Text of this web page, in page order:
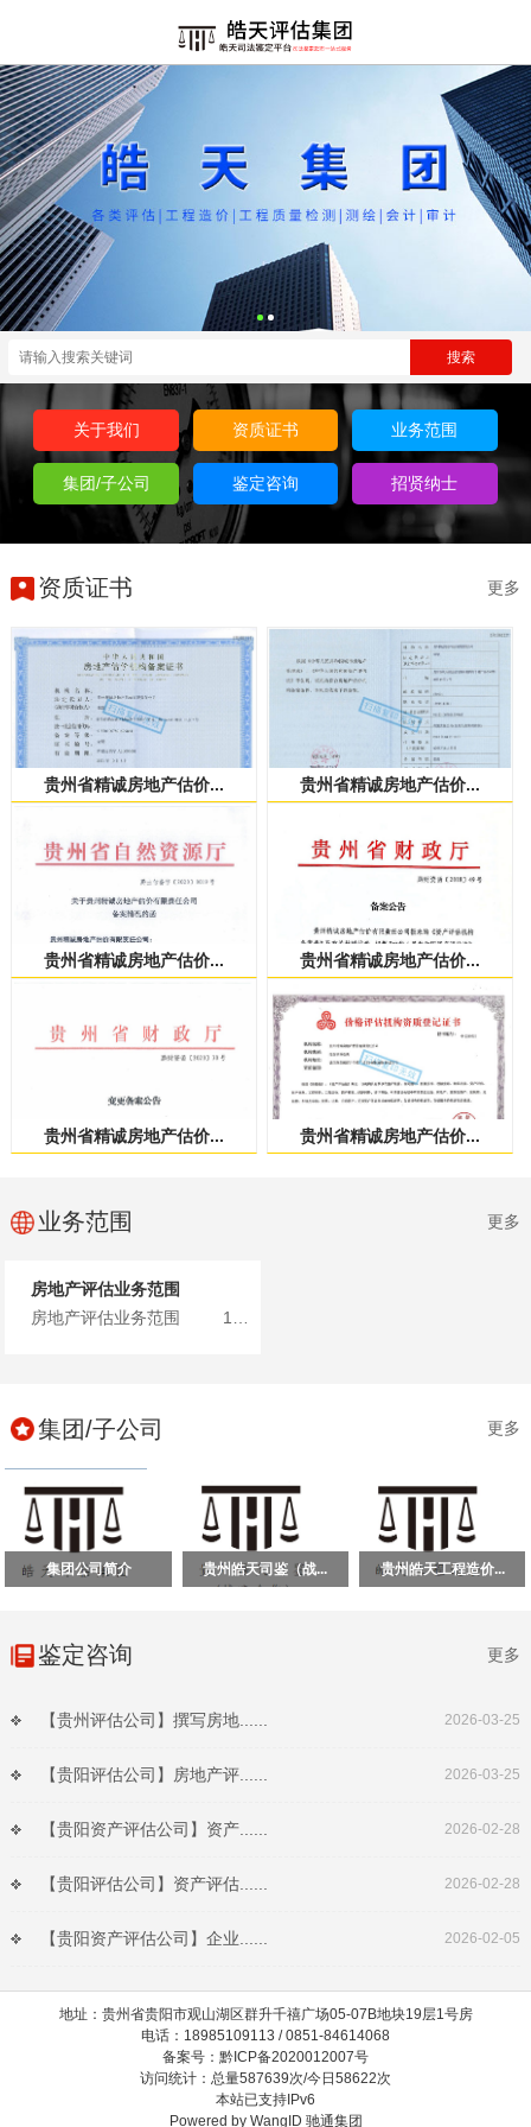
关于我们 资质证书 业务范围
集团/子公司 鉴定咨询 招贤纳士
资质证书 更多
贵州省精诚房地产估价... 贵州省精诚房地产估价...
贵州省精诚房地产估价... 贵州省精诚房地产估价...
贵州省精诚房地产估价... 贵州省精诚房地产估价...
业务范围 更多
房地产评估业务范围
房地产评估业务范围 1、土地、建筑物、构筑物、在建工...
集团/子公司 更多
集团公司简介 贵州皓天司鉴（战... 贵州皓天工程造价...
鉴定咨询 更多
【贵州评估公司】撰写房地...... 2026-03-25
【贵阳评估公司】房地产评...... 2026-03-25
【贵阳资产评估公司】资产...... 2026-02-28
【贵阳评估公司】资产评估...... 2026-02-28
【贵阳资产评估公司】企业...... 2026-02-05
地址：贵州省贵阳市观山湖区群升千禧广场05-07B地块19层1号房
电话：18985109113 / 0851-84614068
备案号：黔ICP备2020012007号
访问统计：总量587639次/今日58622次
本站已支持IPv6
Powered by WangID 驰通集团